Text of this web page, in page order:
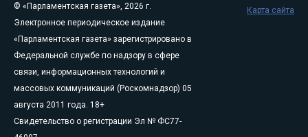
© «Парламентская газета», 2026 г.
Электронное периодическое издание
«Парламентская газета» зарегистрировано в
Федеральной службе по надзору в сфере
связи, информационных технологий и
массовых коммуникаций (Роскомнадзор) 05
августа 2011 года. 18+
Свидетельство о регистрации Эл № ФС77-
Карта сайта